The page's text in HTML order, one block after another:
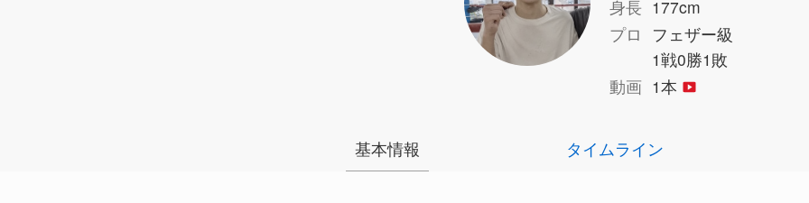
身長 177cm
プロ
フェザー級
1戦0勝1敗
動画 1本
基本情報 タイムライン